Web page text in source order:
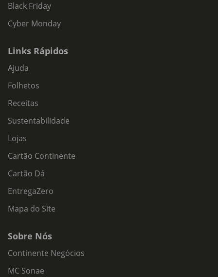
Black Friday
Cyber Monday
Links Rápidos
Ajuda
Folhetos
Receitas
Sustentabilidade
Lojas
Cartão Continente
Cartão Dá
EntregaZero
Mapa do Site
Sobre Nós
Continente Negócios
MC Sonae